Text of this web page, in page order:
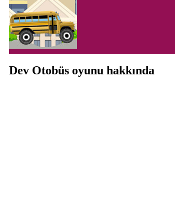
Dev Otobüs oyunu hakkında